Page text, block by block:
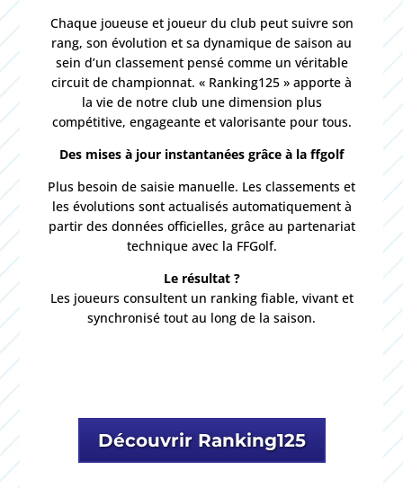
Chaque joueuse et joueur du club peut suivre son
rang, son évolution et sa dynamique de saison au
sein d’un classement pensé comme un véritable
circuit de championnat. « Ranking125 » apporte à
la vie de notre club une dimension plus
compétitive, engageante et valorisante pour tous.
Des mises à jour instantanées grâce à la ffgolf
Plus besoin de saisie manuelle. Les classements et
les évolutions sont actualisés automatiquement à
partir des données officielles, grâce au partenariat
technique avec la FFGolf.
Le résultat ?
Les joueurs consultent un ranking fiable, vivant et
synchronisé tout au long de la saison.
Découvrir Ranking125